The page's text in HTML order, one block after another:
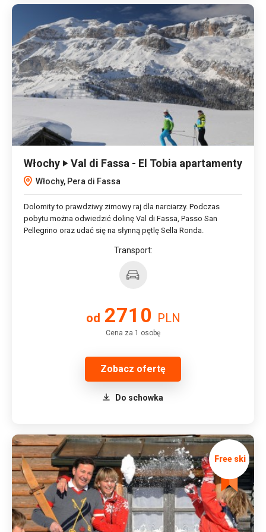
Włochy ‣ Val di Fassa - El Tobia apartamenty
Włochy, Pera di Fassa
Dolomity to prawdziwy zimowy raj dla narciarzy. Podczas
pobytu można odwiedzić dolinę Val di Fassa, Passo San
Pellegrino oraz udać się na słynną pętlę Sella Ronda.
od 2710 PLN
Cena za 1 osobę
Transport:
Zobacz ofertę
Do schowka